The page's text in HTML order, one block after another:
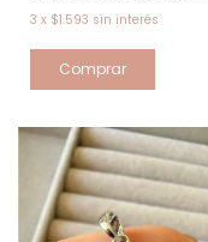
3 x $1.593 sin interés